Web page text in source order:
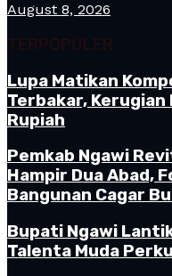
August 8, 2026
TERPOPULER
Lupa Matikan
Terbakar,
Rupiah
Pemkab Ngawi
Hampir Dua Abad,
Bangunan Cagar
Bupati Ngawi
Talenta Muda